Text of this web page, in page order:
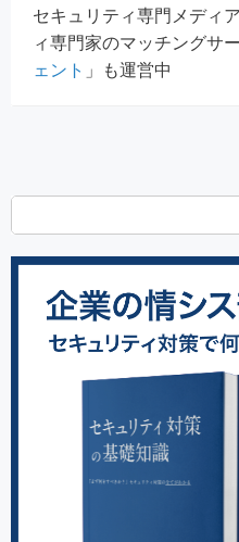
セキュリティ専門メディ
ィ専門家のマッチングサ
ェント 」も運営中